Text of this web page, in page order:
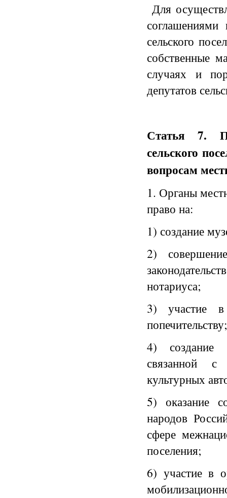
Для
соглашениями
сельского
собственные
случаях и
депутатов
Статья 7.
сельского
вопросам
1. Органы
право на:
1) создание
2)
нотариуса;
3) участие в
попечительству;
4) создание
связанной с
культурных
5) оказание
народов
сфере
поселения;
6) участие в